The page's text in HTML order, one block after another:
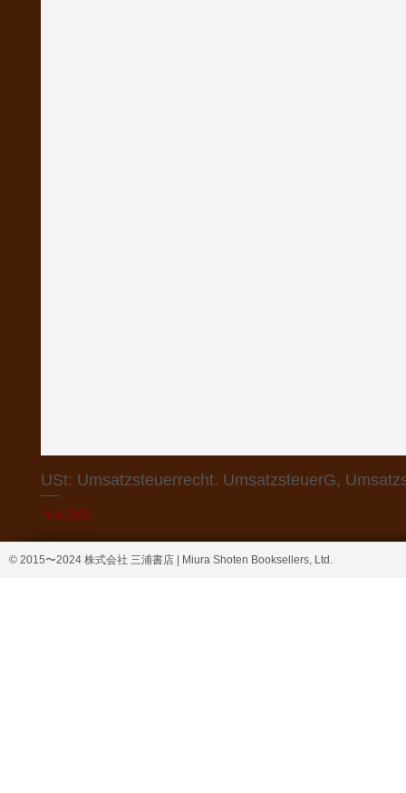
USt: Umsatzsteuerrecht. UmsatzsteuerG,
価格
￥4,368
© 2015〜2024 株式会社 三浦書店 | Miura Shoten Booksellers, Ltd.